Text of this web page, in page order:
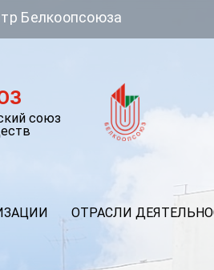
союз
ОТРАСЛИ